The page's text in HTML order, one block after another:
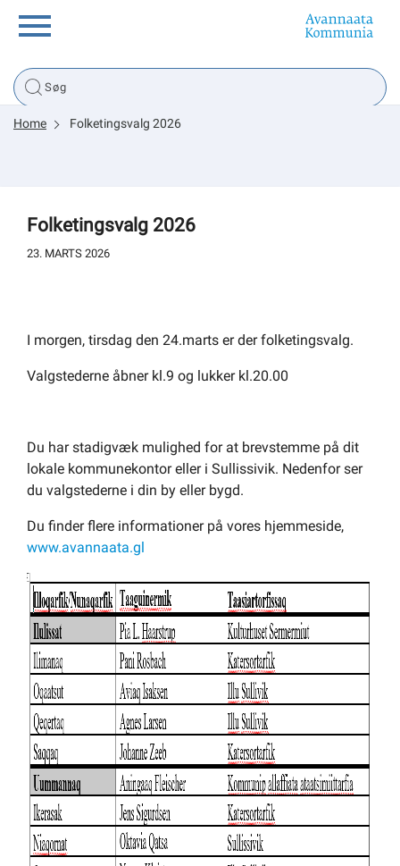
Borger
Tsunami
sullissivik.gl
Planportal
Home Folketingsvalg 2026
Folketingsvalg 2026
23. MARTS 2026
I morgen, tirsdag den 24.marts er der folketingsvalg.
Valgstederne åbner kl.9 og lukker kl.20.00
Du har stadigvæk mulighed for at brevstemme på dit
lokale kommunekontor eller i Sullissivik. Nedenfor ser
du valgstederne i din by eller bygd.
Du finder flere informationer på vores hjemmeside,
www.avannaata.gl